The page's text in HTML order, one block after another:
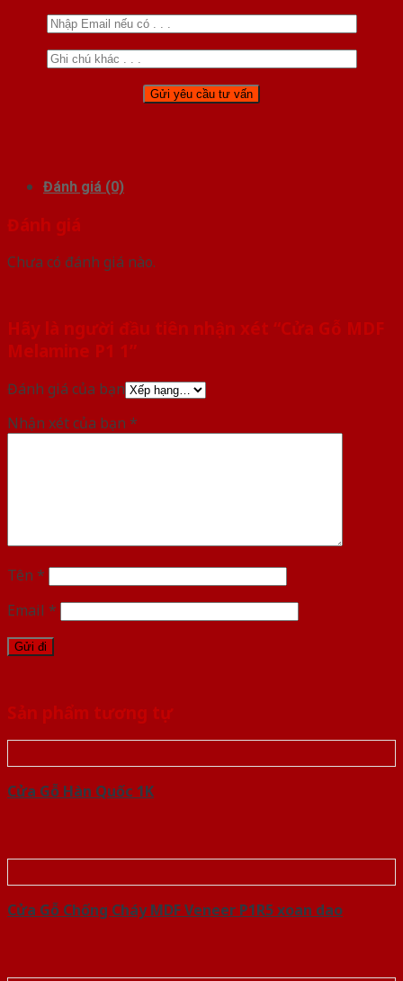
Đánh giá (0)
Đánh giá
Chưa có đánh giá nào.
Hãy là người đầu tiên nhận xét “Cửa Gỗ MDF
Melamine P1 1”
Đánh giá của bạn
Nhận xét của bạn *
Tên *
Email *
Sản phẩm tương tự
Cửa Gỗ Hàn Quốc 1K
Cửa Gỗ Chống Cháy MDF Veneer P1R5 xoan dao